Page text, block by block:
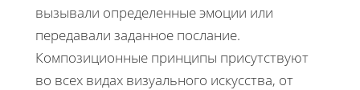
вызывали определенные эмоции или
передавали заданное послание.
Композиционные принципы присутствуют
во всех видах визуального искусства, от